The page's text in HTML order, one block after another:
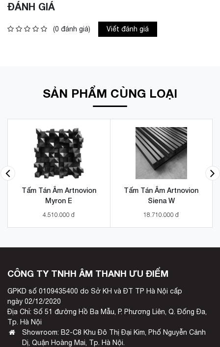
ĐÁNH GIÁ
(0 đánh giá) Viết đánh giá
SẢN PHẨM CÙNG LOẠI
Tấm Tán Âm Artnovion
Myron E
4.510.000 đ
Tấm Tán Âm Artnovion
Siena W
18.710.000 đ
CÔNG TY TNHH ÂM THANH ƯU ĐIỂM
GPKD số 0109435400 do Sở KH và ĐT TP Hà Nội cấp
ngày 02/12/2020
Địa Chỉ: Số 51 đường Hồ Ba Mẫu, P. Phương Liên, Q. Đống Đa,
Tp. Hà Nội
Showroom: B2-C8 Khu Đô Thị Đại Kim, Phố Nguyễn Cảnh
Dị, Quận Hoàng Mai, Tp. Hà Nội.